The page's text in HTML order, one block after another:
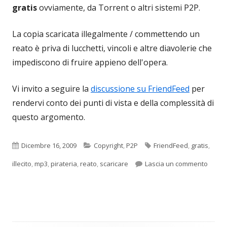
gratisovviamente, da Torrent o altri sistemi P2P.
La copia scaricata illegalmente / commettendo un
reato è priva di lucchetti, vincoli e altre diavolerie che
impediscono di fruire appieno dell'opera.
Vi invito a seguire la discussione su FriendFeed per
rendervi conto dei punti di vista e della complessità di
questo argomento.
Pubblicato
Dicembre 16, 2009 Categorie
Copyright,P2P Tag
FriendFeed, gratis,
illecito,mp3,pirateria,reato, scaricare Lascia un commento